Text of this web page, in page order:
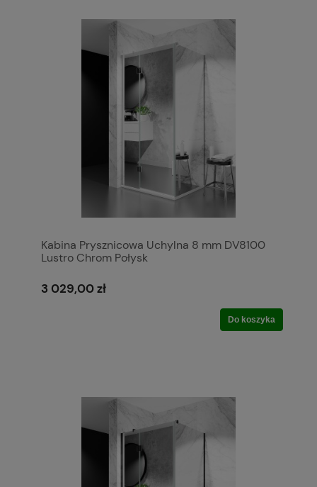
Kabina Prysznicowa Uchylna 8 mm DV8100
Lustro Chrom Połysk
3 029,00 zł
Do koszyka